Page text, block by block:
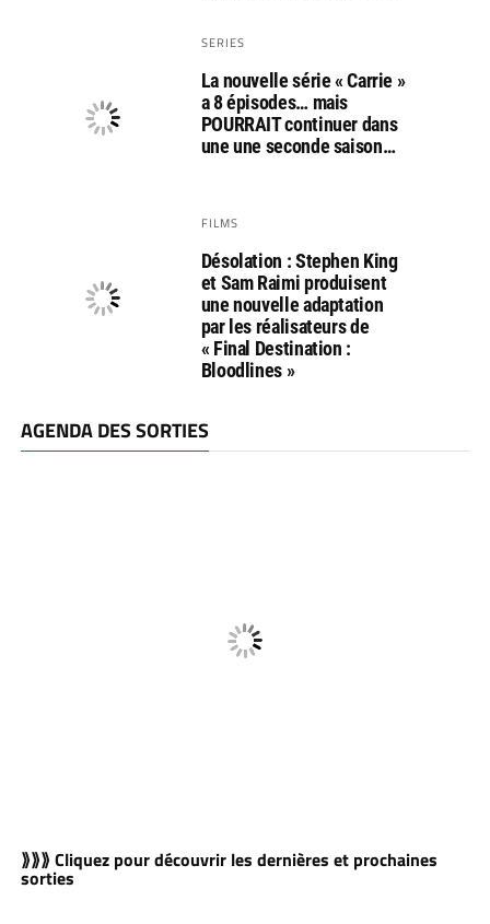
SERIES
La nouvelle série « Carrie »
a 8 épisodes… mais
POURRAIT continuer dans
une une seconde saison…
FILMS
Désolation : Stephen King
et Sam Raimi produisent
une nouvelle adaptation
par les réalisateurs de
« Final Destination :
Bloodlines »
AGENDA DES SORTIES
⟫⟫⟫ Cliquez pour découvrir les dernières et prochaines
sorties